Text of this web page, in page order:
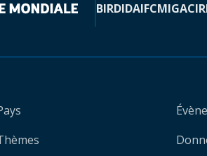
BIRDIDAIFCMIGA